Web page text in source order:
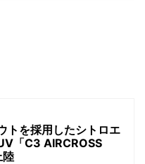
トを採用したシトロエ
「C3 AIRCROSS
陸